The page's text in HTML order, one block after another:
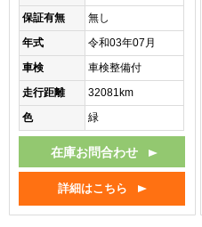
保証有無
無し
年式
令和03年07月
車検
車検整備付
走行距離
32081km
色
緑
在庫お問合わせ
詳細はこちら